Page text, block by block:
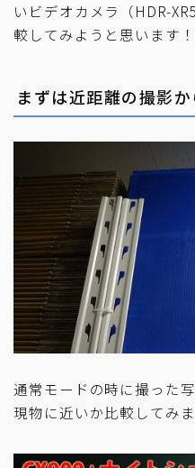
いビデオカメラ（HDR-
較してみようと思います！
まずは近距離の撮影か
通常モードの時に撮った
現物に近いか比較してみま